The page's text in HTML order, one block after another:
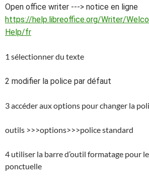
Open office writer ---> notice en ligne
https://help.libreoffice.org/Writer/
Help/fr
1 sélectionner du texte
2 modifier la police par défaut
3 accéder aux options pour changer la
outils >>>options>>>police standard
4 utiliser la barre d’outil formatage pour
ponctuelle